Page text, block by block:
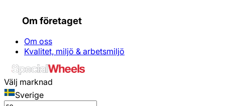
Om företaget
Om oss
Kvalitet, miljö & arbetsmiljö
Välj marknad
Sverige